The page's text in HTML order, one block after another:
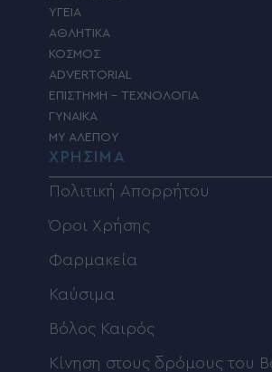
ΥΓΕΙΑ
ΑΘΛΗΤΙΚΑ
ΚΟΣΜΟΣ
ADVERTORIAL
ΕΠΙΣΤΗΜΗ – ΤΕΧΝΟΛΟΓΙΑ
ΓΥΝΑΙΚΑ
MY ΑΛΕΠΟΥ
ΧΡΗΣΙΜΑ
Πολιτική Απορρήτου
Όροι Χρήσης
Φαρμακεία
Καύσιμα
Βόλος Καιρός
Κίνηση στους δρόμους του